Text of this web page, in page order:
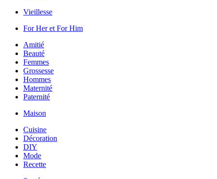
Vieillesse
For Her et For Him
Amitié
Beauté
Femmes
Grossesse
Hommes
Maternité
Paternité
Maison
Cuisine
Décoration
DIY
Mode
Recette